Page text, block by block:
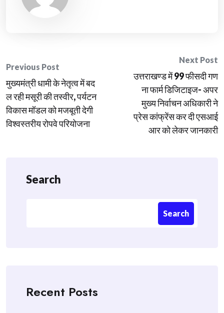
Post
navigation
Previous Post
मुख्यमंत्री धामी के नेतृत्व में बद
ल रही मसूरी की तस्वीर, पर्यटन
विकास मॉडल को मजबूती देगी
विश्वस्तरीय रोपवे परियोजना
Next Post
उत्तराखण्ड में 99 फीसदी गण
ना फार्म डिजिटाइज- अपर
मुख्य निर्वाचन अधिकारी ने
प्रेस कांफ्रेंस कर दी एसआई
आर को लेकर जानकारी
Search
Search
Recent Posts